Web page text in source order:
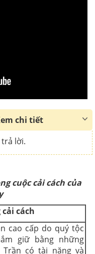
chi tiết
trả lời.
cuộc cải cách của
cách
cao cấp do quý tộc
giữ bằng những
có tài năng và